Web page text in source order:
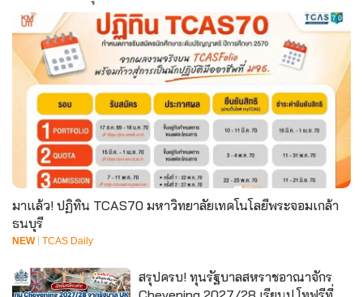
มาแล้ว! ปฏิทิน TCAS70 มหาวิทยาลัยเทคโนโลยีพระจอมเกล้า
ธนบุรี
NEW TCAS Daily
สรุปครบ! ทุนรัฐบาลสหราชอาณาจักร